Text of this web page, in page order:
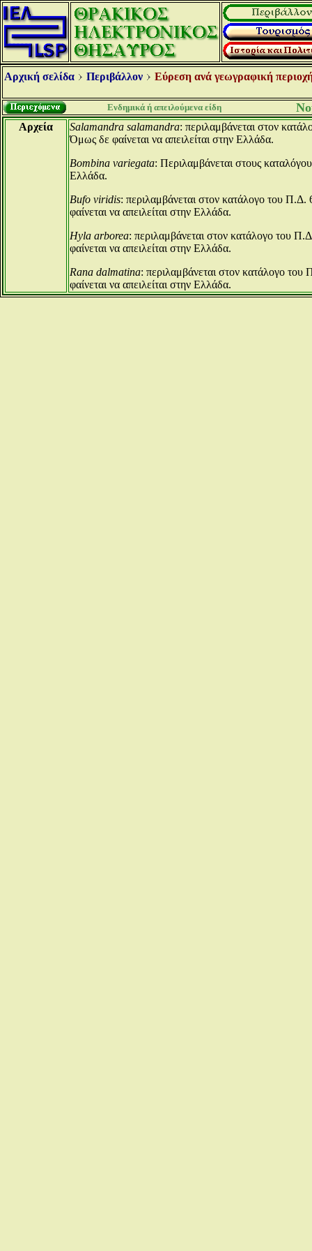
Αρχική σελίδα Περιβάλλον Εύρεση ανά γεωγραφική
Ενδημικά ή απειλούμενα είδη
Αρχεία Salamandra salamandra: περιλαμβάνεται στον
Όμως δε φαίνεται να απειλείται στην Ελλάδα.
Bombina variegata: Περιλαμβάνεται στους
Ελλάδα.
Bufo viridis: περιλαμβάνεται στον κατάλογο του
φαίνεται να απειλείται στην Ελλάδα.
Hyla arborea: περιλαμβάνεται στον κατάλογο του
φαίνεται να απειλείται στην Ελλάδα.
Rana dalmatina: περιλαμβάνεται στον κατάλογο
φαίνεται να απειλείται στην Ελλάδα.